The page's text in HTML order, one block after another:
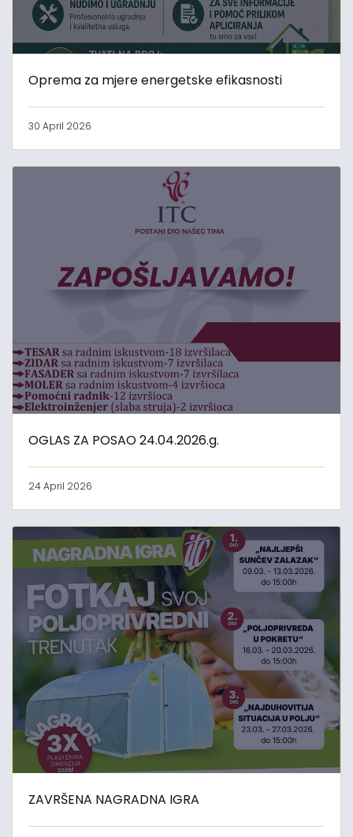
Oprema za mjere energetske efikasnosti
30 April 2026
OGLAS ZA POSAO 24.04.2026.g.
24 April 2026
ZAVRŠENA NAGRADNA IGRA